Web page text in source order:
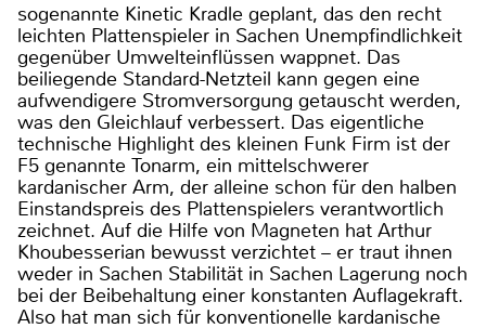
sogenannte Kinetic Kradle geplant, das den recht
leichten Plattenspieler in Sachen Unempfindlichkeit
gegenüber Umwelteinflüssen wappnet. Das
beiliegende Standard-Netzteil kann gegen eine
aufwendigere Stromversorgung getauscht werden,
was den Gleichlauf verbessert. Das eigentliche
technische Highlight des kleinen Funk Firm ist der
F5 genannte Tonarm, ein mittelschwerer
kardanischer Arm, der alleine schon für den halben
Einstandspreis des Plattenspielers verantwortlich
zeichnet. Auf die Hilfe von Magneten hat Arthur
Khoubesserian bewusst verzichtet – er traut ihnen
weder in Sachen Stabilität in Sachen Lagerung noch
bei der Beibehaltung einer konstanten Auflagekraft.
Also hat man sich für konventionelle kardanische